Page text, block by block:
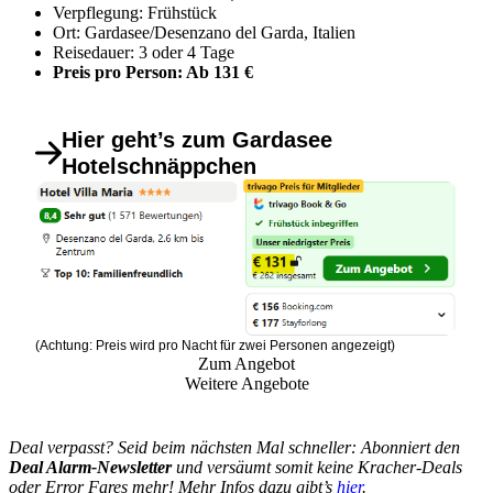
Verpflegung: Frühstück
Ort: Gardasee/Desenzano del Garda, Italien
Reisedauer: 3 oder 4 Tage
Preis pro Person: Ab 131 €
Hier geht’s zum Gardasee
Hotelschnäppchen
(Achtung: Preis wird pro Nacht für zwei Personen angezeigt)
Zum Angebot
Weitere Angebote
Deal verpasst? Seid beim nächsten Mal schneller: Abonniert den
Deal Alarm-Newsletterund versäumt somit keine Kracher-Deals
oder Error Fares mehr! Mehr Infos dazu gibt’s hier.